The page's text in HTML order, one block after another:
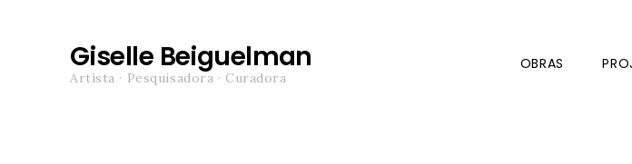
Giselle Beiguelman
Artista · Pesquisadora · Curadora
OBRAS